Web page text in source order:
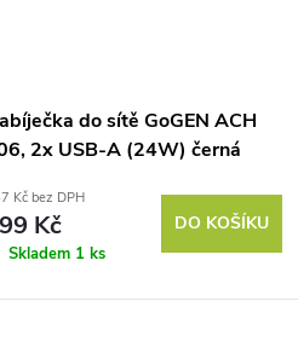
do sítě GoGEN ACH
2x USB-A (24W) černá
Kč bez DPH
Kč
Skladem 1 ks
DO KOŠÍKU